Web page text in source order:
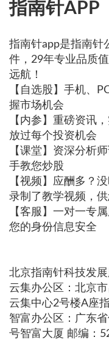
指南针APP
指南针app是指南针
件，29年专业品质
远航！
【自选股】手机、
握市场机会
【内参】重磅资讯
放过每个投资机会
【课堂】资深分析
手教您炒股
【视频】应酬多？
录制了教学视频，
【客服】一对一专
您的身份信息安全
北京指南针科技发展
云集办公区：北京
云集中心2号楼A座
智富办公区：广东
号智富大厦 邮编：